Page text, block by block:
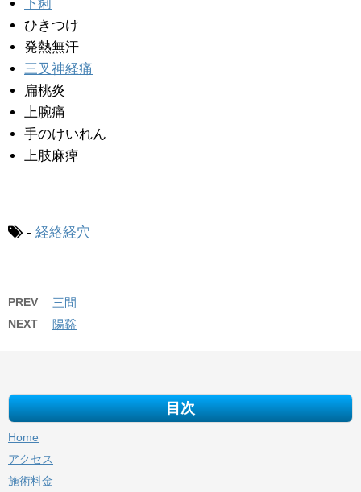
下痢
ひきつけ
発熱無汗
三叉神経痛
扁桃炎
上腕痛
手のけいれん
上肢麻痺
- 経絡経穴
PREV 三間
NEXT 陽谿
目次
Home
アクセス
施術料金